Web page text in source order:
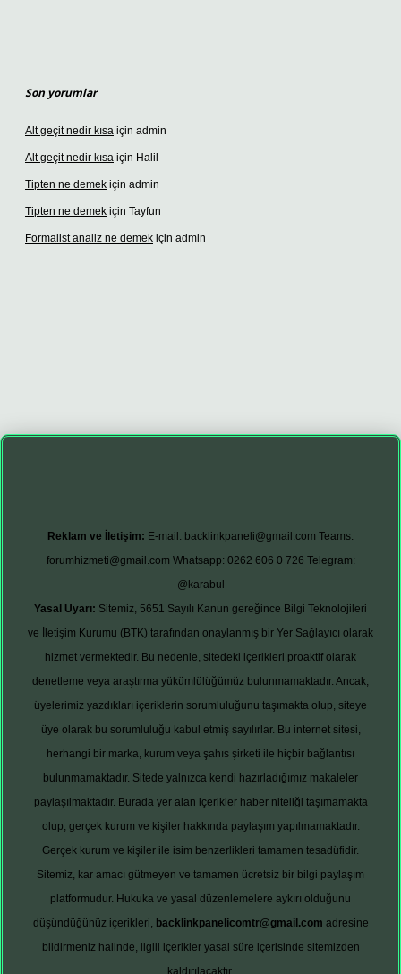
Son yorumlar
Alt geçit nedir kısa için admin
Alt geçit nedir kısa için Halil
Tipten ne demek için admin
Tipten ne demek için Tayfun
Formalist analiz ne demek için admin
girişbetexper giriş
Reklam ve İletişim: E-mail: backlinkpaneli@gmail.com Teams:
forumhizmeti@gmail.com Whatsapp: 0262 606 0 726 Telegram:
@karabul
Yasal Uyarı: Sitemiz, 5651 Sayılı Kanun gereğince Bilgi Teknolojileri
ve İletişim Kurumu (BTK) tarafından onaylanmış bir Yer Sağlayıcı olarak
hizmet vermektedir. Bu nedenle, sitedeki içerikleri proaktif olarak
denetleme veya araştırma yükümlülüğümüz bulunmamaktadır. Ancak,
üyelerimiz yazdıkları içeriklerin sorumluluğunu taşımakta olup, siteye
üye olarak bu sorumluluğu kabul etmiş sayılırlar. Bu internet sitesi,
herhangi bir marka, kurum veya şahıs şirketi ile hiçbir bağlantısı
bulunmamaktadır. Sitede yalnızca kendi hazırladığımız makaleler
paylaşılmaktadır. Burada yer alan içerikler haber niteliği taşımamakta
olup, gerçek kurum ve kişiler hakkında paylaşım yapılmamaktadır.
Gerçek kurum ve kişiler ile isim benzerlikleri tamamen tesadüfidir.
Sitemiz, kar amacı gütmeyen ve tamamen ücretsiz bir bilgi paylaşım
platformudur. Hukuka ve yasal düzenlemelere aykırı olduğunu
düşündüğünüz içerikleri, backlinkpanelicomtr@gmail.com adresine
bildirmeniz halinde, ilgili içerikler yasal süre içerisinde sitemizden
kaldırılacaktır.